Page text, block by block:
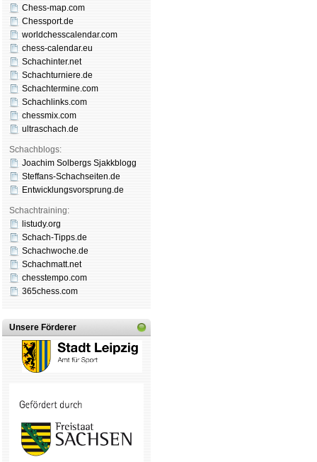
Chess-map.com
Chessport.de
worldchesscalendar.com
chess-calendar.eu
Schachinter.net
Schachturniere.de
Schachtermine.com
Schachlinks.com
chessmix.com
ultraschach.de
Schachblogs:
Joachim Solbergs Sjakkblogg
Steffans-Schachseiten.de
Entwicklungsvorsprung.de
Schachtraining:
listudy.org
Schach-Tipps.de
Schachwoche.de
Schachmatt.net
chesstempo.com
365chess.com
Unsere Förderer